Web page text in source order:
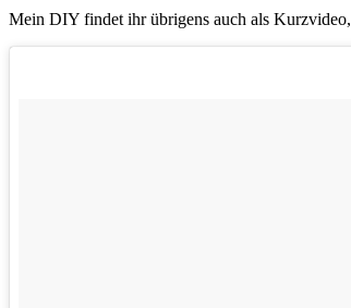
Mein DIY findet ihr übrigens auch als Kurzvideo,